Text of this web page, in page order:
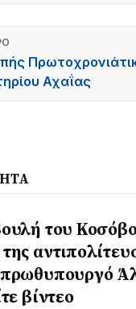
Αχαΐας
του
βίντεο